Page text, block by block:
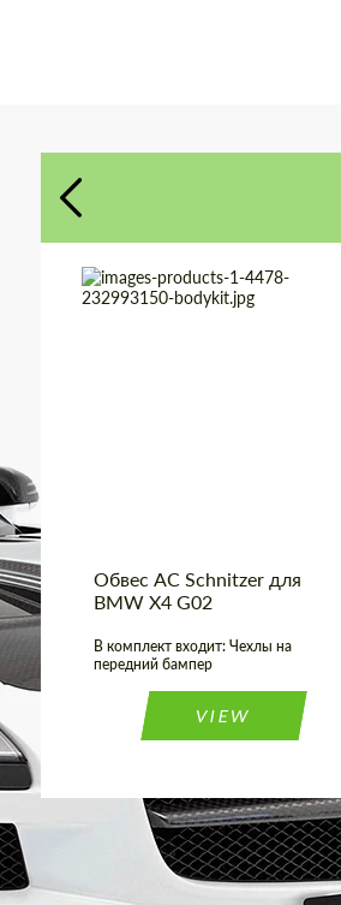
Обвес AC Schnitzer для
BMW X4 G02
В комплект входит: Чехлы на
передний бампер
VIEW
СВЯЖИТЕСЬ СО
Мы говорим на вашем
СВЯЖИТЕСЬ СО
Мы говорим на вашем